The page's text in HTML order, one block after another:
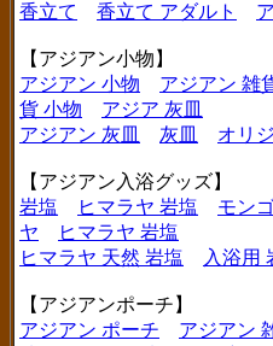
香立て
香立て アダルト
【アジアン小物】
アジアン 小物
アジアン 雑
貨 小物
アジア 灰皿
アジアン 灰皿
灰皿 オリ
【アジアン入浴グッズ】
岩塩
ヒマラヤ 岩塩 モン
ヤ
ヒマラヤ 岩塩
ヒマラヤ 天然 岩塩
入浴用
【アジアンポーチ】
アジアン ポーチ
アジアン